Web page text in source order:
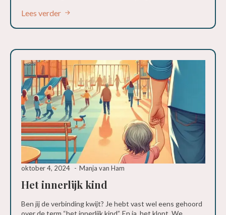
Lees verder
Het innerlijk kind
oktober 4, 2024 Manja van Ham
Ben jij de verbinding kwijt? Je hebt vast wel eens gehoord
over de term “het innerlijk kind”. En ja, het klopt. We